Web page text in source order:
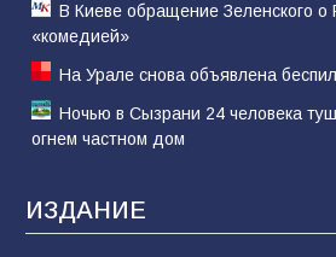
В Киеве обращение Зеленского о
«комедией»
На Урале снова объявлена
Ночью в Сызрани 24 человека
огнем частном дом
ИЗДАНИЕ